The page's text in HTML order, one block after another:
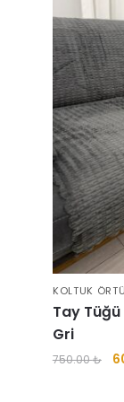
KOLTUK
Tay
Gri
750.00₺